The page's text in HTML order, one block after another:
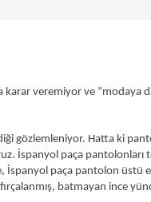
karar veremiyor ve “modaya
gözlemleniyor. Hatta ki
İspanyol paça pantolonları
İspanyol paça pantolon üstü
batmayan ince